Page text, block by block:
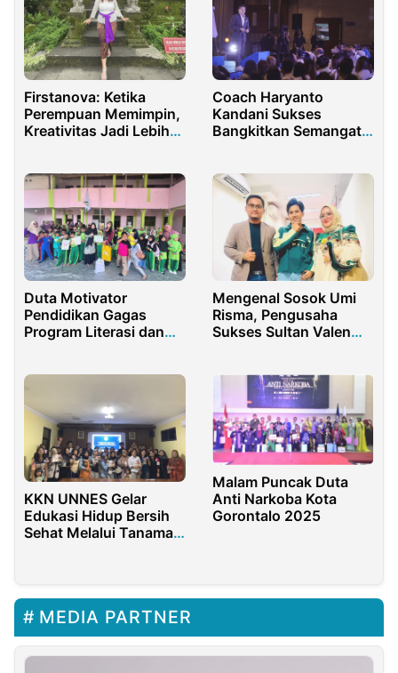
Firstanova: Ketika
Perempuan Memimpin,
Kreativitas Jadi Lebih
Coach Haryanto
Kandani Sukses
Bangkitkan Semangat
Duta Motivator
Pendidikan Gagas
Program Literasi dan
Mengenal Sosok Umi
Risma, Pengusaha
Sukses Sultan Valen
KKN UNNES Gelar
Edukasi Hidup Bersih
Sehat Melalui Tanaman
Malam Puncak Duta
Anti Narkoba Kota
Gorontalo 2025
MEDIA PARTNER